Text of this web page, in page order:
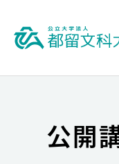
公開